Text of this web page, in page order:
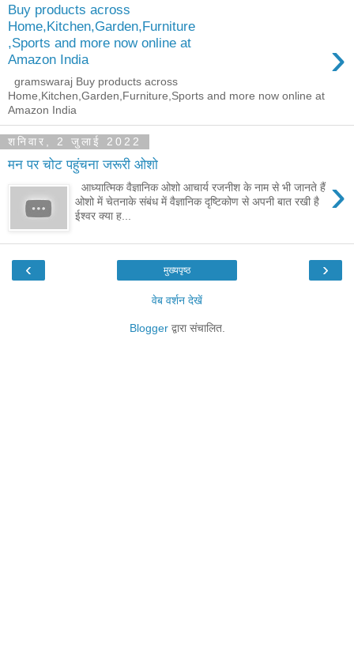
Buy products across
Home,Kitchen,Garden,Furniture
,Sports and more now online at
Amazon India
›
gramswaraj Buy products across
Home,Kitchen,Garden,Furniture,Sports and more now online at
Amazon India
शनिवार, 2 जुलाई 2022
मन पर चोट पहुंचना जरूरी ओशो
›
आध्यात्मिक वैज्ञानिक ओशो आचार्य रजनीश के नाम से भी जानते हैं
ओशो में चेतनाके संबंध में वैज्ञानिक दृष्टिकोण से अपनी बात रखी है
ईश्वर क्या ह...
‹ ›
मुख्यपृष्ठ
वेब वर्शन देखें
Bloggerद्वारा संचालित.